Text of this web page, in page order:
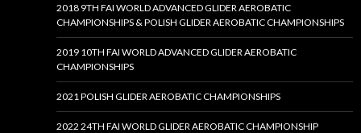
2018 9TH FAI WORLD ADVANCED GLIDER AEROBATIC
CHAMPIONSHIPS & POLISH GLIDER AEROBATIC CHAMPIONSHIPS
2019 10TH FAI WORLD ADVANCED GLIDER AEROBATIC
CHAMPIONSHIPS
2021 POLISH GLIDER AEROBATIC CHAMPIONSHIPS
2022 24TH FAI WORLD GLIDER AEROBATIC CHAMPIONSHIP